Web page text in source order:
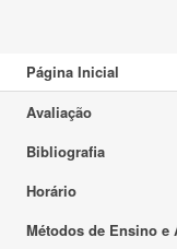
Página Inicial
Avaliação
Bibliografia
Horário
Métodos de Ensino e